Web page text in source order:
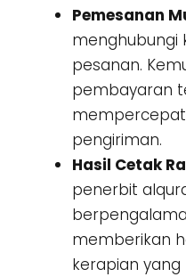
Pemesanan
menghubungi
pesanan.
pembayaran
pengiriman.
Hasil Cetak
penerbit
memberikan
kerapian yang